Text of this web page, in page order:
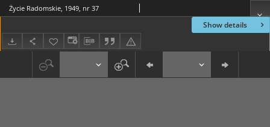
Show details
Życie Radomskie, 1949, nr 37